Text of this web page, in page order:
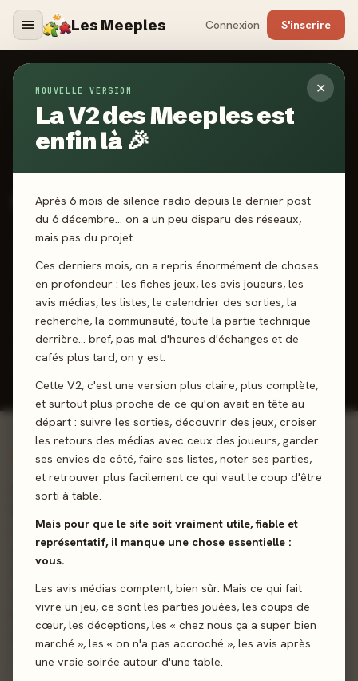
Les Meeples Connexion S'inscrire
✕
NOUVELLE VERSION
La V2 des Meeples est
enfin là 🎉
Après 6 mois de silence radio depuis le dernier post
du 6 décembre… on a un peu disparu des réseaux,
mais pas du projet.
Ces derniers mois, on a repris énormément de choses
en profondeur : les fiches jeux, les avis joueurs, les
avis médias, les listes, le calendrier des sorties, la
recherche, la communauté, toute la partie technique
derrière… bref, pas mal d'heures d'échanges et de
cafés plus tard, on y est.
Cette V2, c'est une version plus claire, plus complète,
et surtout plus proche de ce qu'on avait en tête au
départ : suivre les sorties, découvrir des jeux, croiser
les retours des médias avec ceux des joueurs, garder
ses envies de côté, faire ses listes, noter ses parties,
et retrouver plus facilement ce qui vaut le coup d'être
sorti à table.
Mais pour que le site soit vraiment utile, fiable et
représentatif, il manque une chose essentielle :
vous.
Les avis médias comptent, bien sûr. Mais ce qui fait
vivre un jeu, ce sont les parties jouées, les coups de
cœur, les déceptions, les « chez nous ça a super bien
marché », les « on n'a pas accroché », les avis après
une vraie soirée autour d'une table.
Jeux/Crack Rimes
2026·YAQUA STUDIO
Crack Rimes
2-8 joueurs 10 ans+
Communication
J'ai joué Envie de jouer Wishlist
Donner mon avis
01 - LE JEU
Un petit bac qui commence par la fin, explosif, mais qui se
rimer “jeu de société” avec “recommencer” ! Dans ce jeu
de mots, vous jouez au petit bac… mais à l’envers : une liste
se termine par le son imposé. Faites travailler votre
imagination le plus vite possible pour trouver les meilleures
rimes et remporter la partie.